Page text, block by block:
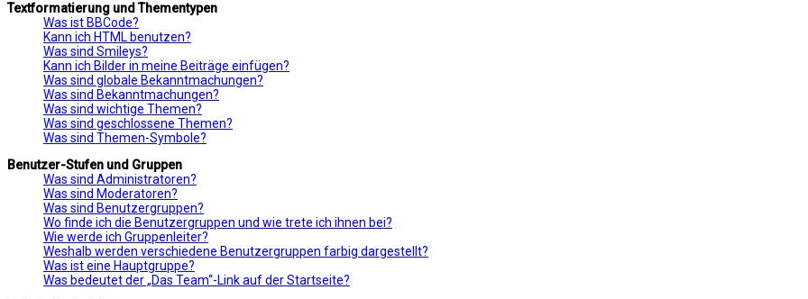
Textformatierung und Thementypen
Was ist BBCode?
Kann ich HTML benutzen?
Was sind Smileys?
Kann ich Bilder in meine Beiträge einfügen?
Was sind globale Bekanntmachungen?
Was sind Bekanntmachungen?
Was sind wichtige Themen?
Was sind geschlossene Themen?
Was sind Themen-Symbole?
Benutzer-Stufen und Gruppen
Was sind Administratoren?
Was sind Moderatoren?
Was sind Benutzergruppen?
Wo finde ich die Benutzergruppen und wie trete ich ihnen bei?
Wie werde ich Gruppenleiter?
Weshalb werden verschiedene Benutzergruppen farbig dargestellt?
Was ist eine Hauptgruppe?
Was bedeutet der „Das Team“-Link auf der Startseite?